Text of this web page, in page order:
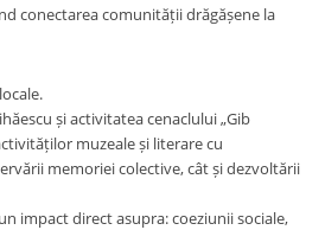
conectarea comunității drăgășene la
și activitatea cenaclului „Gib
muzeale și literare cu
memoriei colective, cât și dezvoltării
impact direct asupra: coeziunii sociale,